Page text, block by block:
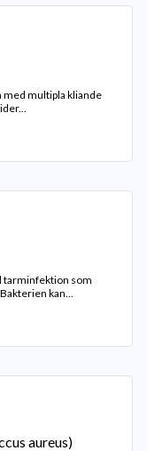
multipla kliande
tarminfektion som
kan...
aureus)